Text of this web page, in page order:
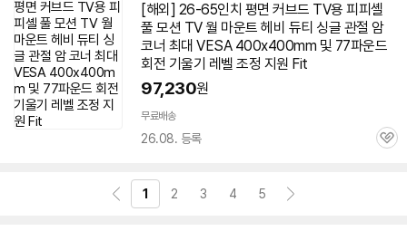
[해외] 26-65인치 평면 커브드 TV용 피피셸
풀 모션 TV월 마운트 헤비 듀티 싱글 관절 암
코너 최대 VESA 400x400mm 및 77파운드
회전 기울기 레벨 조정 지원 Fit
97,230원
무료배송
26.08. 등록
관
1 2 3 4 5